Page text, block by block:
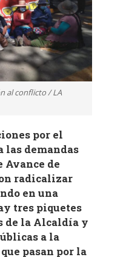
al conflicto / LA
por el
las demandas
Avance de
radicalizar
en una
tres piquetes
de la Alcaldía y
a la
pasan por la